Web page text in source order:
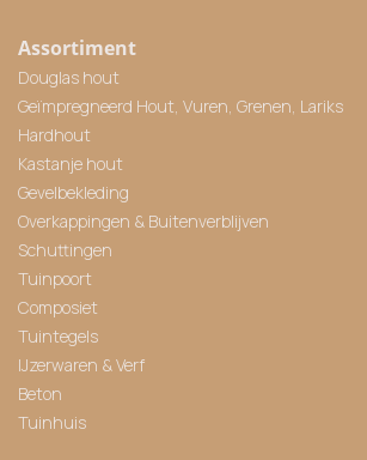
Assortiment
Douglas hout
Geïmpregneerd Hout, Vuren, Grenen, Lariks
Hardhout
Kastanje hout
Gevelbekleding
Overkappingen & Buitenverblijven
Schuttingen
Tuinpoort
Composiet
Tuintegels
IJzerwaren & Verf
Beton
Tuinhuis